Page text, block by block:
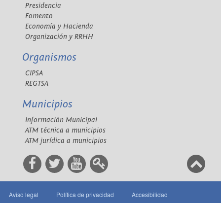
Presidencia
Fomento
Economía y Hacienda
Organización y RRHH
Organismos
CIPSA
REGTSA
Municipios
Información Municipal
ATM técnica a municipios
ATM jurídica a municipios
Aviso legal Política de privacidad Accesibilidad